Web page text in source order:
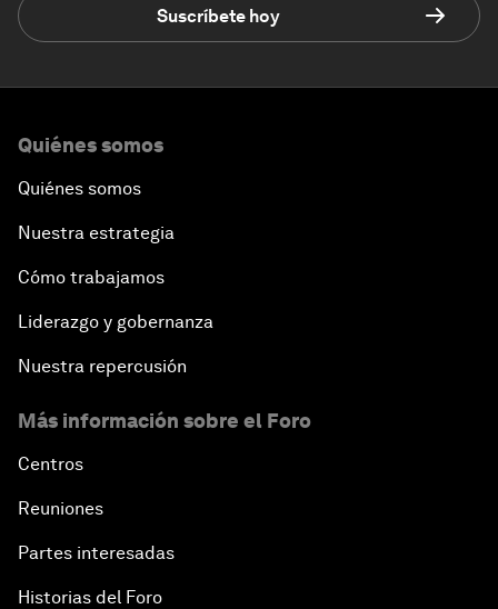
Suscríbete hoy
Quiénes somos
Quiénes somos
Nuestra estrategia
Cómo trabajamos
Liderazgo y gobernanza
Nuestra repercusión
Más información sobre el Foro
Centros
Reuniones
Partes interesadas
Historias del Foro